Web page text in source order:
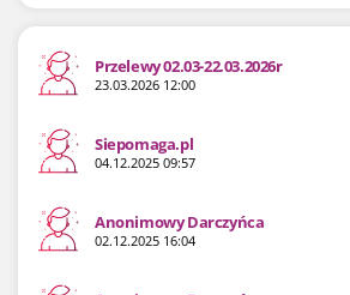
Przelewy 02.03-22.03.2026r
23.03.2026 12:00
Siepomaga.pl
04.12.2025 09:57
Anonimowy Darczyńca
02.12.2025 16:04